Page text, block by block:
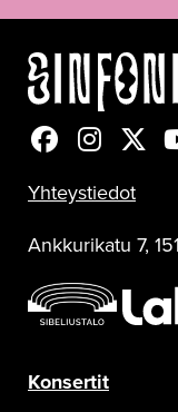
SinfoniaSinfonia
Yhteystiedot
Ankkurikatu 7,
Konsertit